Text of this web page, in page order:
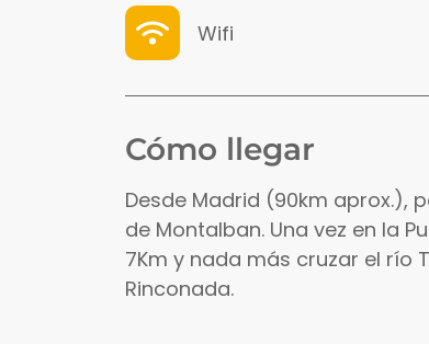
Wifi
Cómo llegar
Desde Madrid (90km aprox.),
de Montalban. Una vez en la
7Km y nada más cruzar el río
Rinconada.